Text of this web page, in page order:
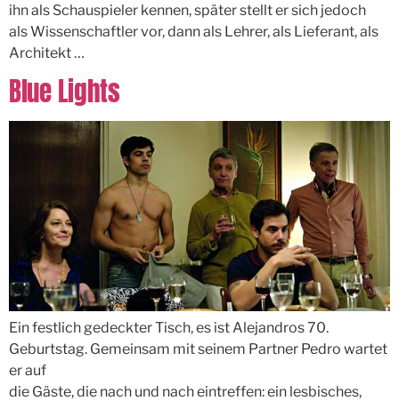
ihn als Schauspieler kennen, später stellt er sich jedoch
als Wissenschaftler vor, dann als Lehrer, als Lieferant, als
Architekt …
Blue Lights
Ein festlich gedeckter Tisch, es ist Alejandros 70.
Geburtstag. Gemeinsam mit seinem Partner Pedro wartet
er auf
die Gäste, die nach und nach eintreffen: ein lesbisches,